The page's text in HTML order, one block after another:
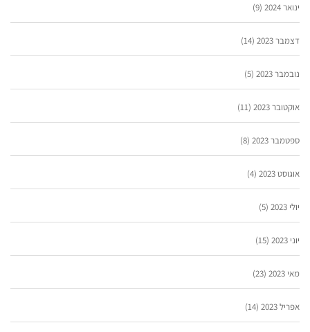
ינואר 2024 (9)
דצמבר 2023 (14)
נובמבר 2023 (5)
אוקטובר 2023 (11)
ספטמבר 2023 (8)
אוגוסט 2023 (4)
יולי 2023 (5)
יוני 2023 (15)
מאי 2023 (23)
אפריל 2023 (14)